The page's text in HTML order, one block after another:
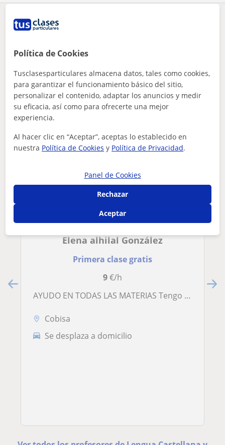
¿Hay algún error en este perfil?
Tus clases particulares Lengua Castellana y Literatura
Cobisa
matemáticas, lengua, inglés , biología , economía
Otros profesores de Lengua Castellana y
Literatura en Cobisa que pueden
interesarte
Elena alhilal González
Primera clase gratis
9€/h
AYUDO EN TODAS LAS MATERIAS Tengo B2 en inglés, B1 en francés, arabe básico, español nativo y estudio administración de empresas
Cobisa
Se desplaza a domicilio
Política de Cookies
Tusclasesparticulares almacena datos, tales como cookies,
para garantizar el funcionamiento básico del sitio,
personalizar el contenido, adaptar los anuncios y medir
su eficacia, así como para ofrecerte una mejor
experiencia.
Al hacer clic en “Aceptar”, aceptas lo establecido en
nuestra Política de Cookies y Política de Privacidad.
Panel de Cookies
Rechazar
Aceptar